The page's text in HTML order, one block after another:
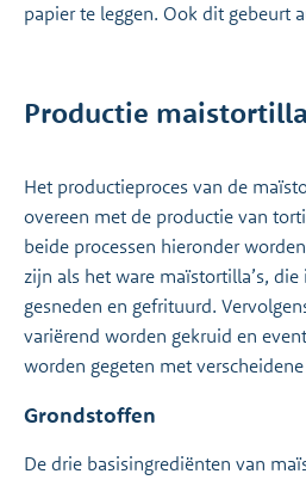
papier te leggen. Ook dit gebeurt
Productie maistortilla
Het productieproces van de
overeen met de productie van
beide processen hieronder
zijn als het ware maïstortilla’s,
gesneden en gefrituurd.
variërend worden gekruid en
worden gegeten met
Grondstoffen
De drie basisingrediënten van